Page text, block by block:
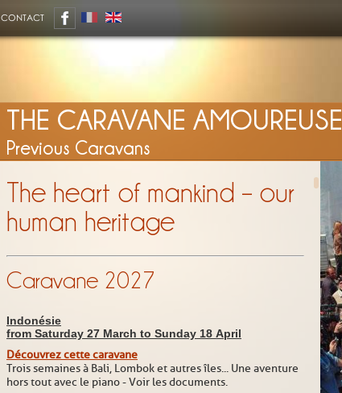
THE CARAVANE AMOUREUSE
Previous Caravans
The heart of mankind – our
human heritage
Caravane 2027
Indonésie
from Saturday 27 March to Sunday 18 April
Découvrez cette caravane
Trois semaines à Bali, Lombok et autres îles... Une aventure
hors tout avec le piano - Voir les documents.
CONTACT